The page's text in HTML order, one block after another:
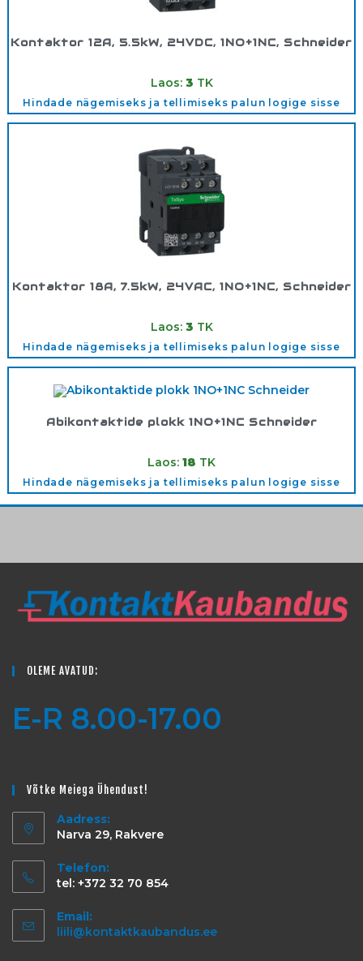
Kontaktor 12A, 5.5kW, 24VDC, 1NO+1NC, Schneider
Laos: 3 TK
Hindade nägemiseks ja tellimiseks palun logige sisse
Kontaktor 18A, 7.5kW, 24VAC, 1NO+1NC, Schneider
Laos: 3 TK
Hindade nägemiseks ja tellimiseks palun logige sisse
Abikontaktide plokk 1NO+1NC Schneider
Laos: 18 TK
Hindade nägemiseks ja tellimiseks palun logige sisse
OLEME AVATUD:
E-R 8.00-17.00
Võtke Meiega Ühendust!
Aadress:
Narva 29, Rakvere
Telefon:
tel: +372 32 70 854
Email:
liili@kontaktkaubandus.ee